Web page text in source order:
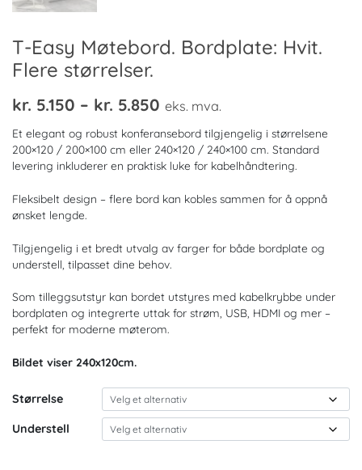
T-Easy Møtebord. Bordplate: Hvit.
Flere størrelser.
kr. 5.150 – kr. 5.850 Prisområde:
kr. 5.150
til
kr. 5.850
eks. mva.
Et elegant og robust konferansebord tilgjengelig i størrelsene
200×120 / 200×100 cm eller 240×120 / 240×100 cm. Standard
levering inkluderer en praktisk luke for kabelhåndtering.
Fleksibelt design – flere bord kan kobles sammen for å oppnå
ønsket lengde.
Tilgjengelig i et bredt utvalg av farger for både bordplate og
understell, tilpasset dine behov.
Som tilleggsutstyr kan bordet utstyres med kabelkrybbe under
bordplaten og integrerte uttak for strøm, USB, HDMI og mer –
perfekt for moderne møterom.
Bildet viser 240x120cm.
Størrelse
Understell